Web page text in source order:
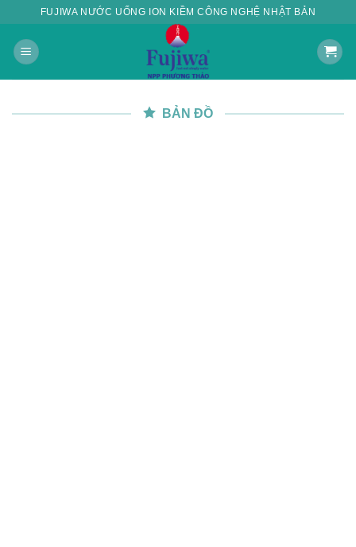
content
FUJIWA NƯỚC UỐNG ION KIỀM CÔNG NGHỆ NHẬT BẢN
BẢN ĐỒ